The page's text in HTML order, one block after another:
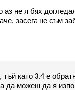
аз не я бях
засега не съм
като 3.4 е
да можеш да я